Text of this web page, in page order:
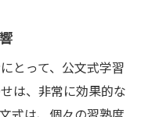
とって、公文式学習
は、非常に効果的な